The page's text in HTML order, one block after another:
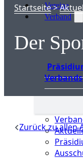
Vereine
Verband
Startseite>
Der
Zurück zu allen